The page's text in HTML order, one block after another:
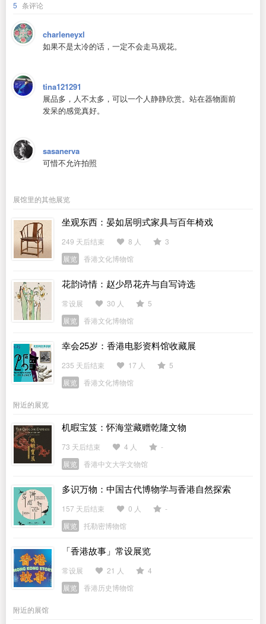
5 条评论
charleneyxl
如果不是太冷的话，一定不会走马观花。
tina121291
展品多，人不太多，可以一个人静静欣赏。站在器物面前
发呆的感觉真好。
sasanerva
可惜不允许拍照
展馆里的其他展览
坐观东西：晏如居明式家具与百年椅戏
249 天后结束 8 人
3
展览
香港文化博物馆
花韵诗情：赵少昂花卉与自写诗选
常设展 30 人
5
展览
香港文化博物馆
幸会25岁：香港电影资料馆收藏展
235 天后结束 17 人
5
展览
香港文化博物馆
附近的展览
机暇宝笈：怀海堂藏赠乾隆文物
73 天后结束 4 人
-
展览
香港中文大学文物馆
多识万物：中国古代博物学与香港自然探索
157 天后结束 0 人
-
展览
托勒密博物馆
「香港故事」常设展览
常设展 21 人
4
展览
香港历史博物馆
附近的展馆